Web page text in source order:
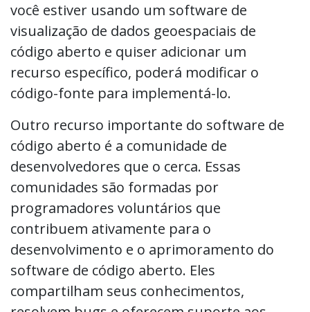
você estiver usando um software de
visualização de dados geoespaciais de
código aberto e quiser adicionar um
recurso específico, poderá modificar o
código-fonte para implementá-lo.
Outro recurso importante do software de
código aberto é a comunidade de
desenvolvedores que o cerca. Essas
comunidades são formadas por
programadores voluntários que
contribuem ativamente para o
desenvolvimento e o aprimoramento do
software de código aberto. Eles
compartilham seus conhecimentos,